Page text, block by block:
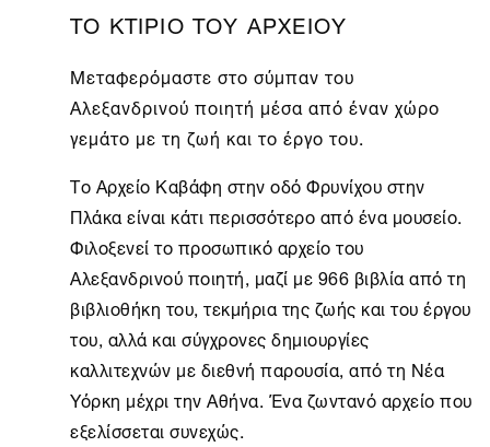
ΤΟ ΚΤΙΡΙΟ ΤΟΥ ΑΡΧΕΙΟΥ
Μεταφερόμαστε στο σύμπαν του
Αλεξανδρινού ποιητή μέσα από έναν χώρο
γεμάτο με τη ζωή και το έργο του.
ΤοΑρχείο Καβάφη στην οδό Φρυνίχου στην
Πλάκα είναι κάτι περισσότερο από ένα μουσείο.
Φιλοξενεί το προσωπικό αρχείο του
Αλεξανδρινού ποιητή, μαζί με 966 βιβλία από τη
βιβλιοθήκη του, τεκμήρια της ζωής και του έργου
του, αλλά και σύγχρονες δημιουργίες
καλλιτεχνών με διεθνή παρουσία, από τη Νέα
Υόρκη μέχρι τηνΑθήνα. Ένα ζωντανό αρχείο που
εξελίσσεται συνεχώς.